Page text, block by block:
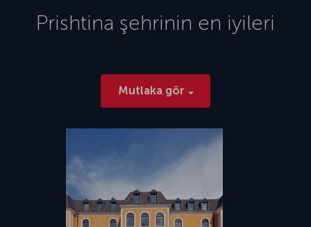
Prishtina şehrinin en iyileri
Mutlaka gör